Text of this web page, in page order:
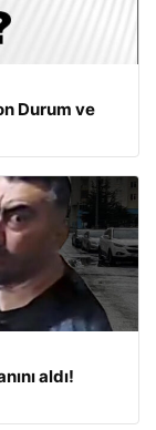
Durum ve
aldı!